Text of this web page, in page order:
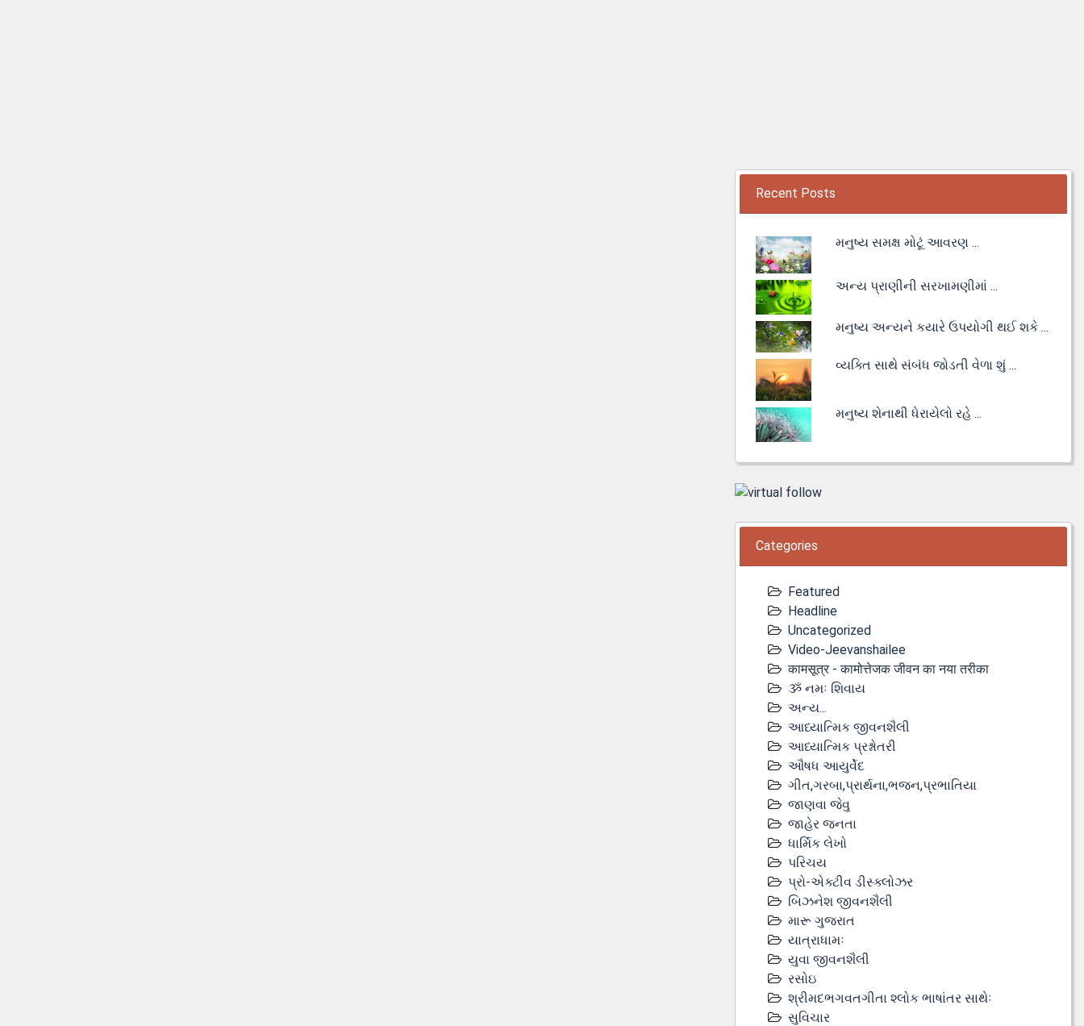
Recent Posts
મનુષ્ય સમક્ષ મોટૂં આવરણ ...
અન્ય પ્રાણીની સરખામણીમાં ...
મનુષ્ય અન્યને કયારે ઉપયોગી થઈ શકે ...
વ્યક્તિ સાથે સંબંધ જોડતી વેળા શું ...
મનુષ્ય શેનાથી ધેરાયેલો રહે ...
Categories
Featured
Headline
Uncategorized
Video-Jeevanshailee
कामसूत्र - कामोत्तेजक जीवन का नया तरीका
ૐ નમઃ શિવાય
અન્ય...
આધ્યાત્મિક જીવનશૈલી
આધ્યાત્મિક પ્રશ્નોતરી
ઔષધ આયુર્વેદ
ગીત,ગરબા,પ્રાર્થના,ભજન,પ્રભાતિયા
જાણવા જેવુ
જાહેર જનતા
ધાર્મિક લેખો
પરિચય
પ્રો-એક્ટીવ ડીસ્‍ક્લોઝર
બિઝનેશ જીવનશૈલી
મારૂ ગુજરાત
યાત્રાધામઃ
યુવા જીવનશૈલી
રસોઇ
શ્રીમદભગવતગીતા શ્લોક ભાષાંતર સાથેઃ
સુવિચાર